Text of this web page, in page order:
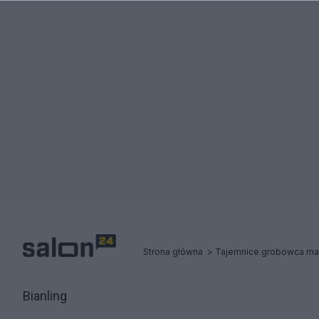
Strona główna Tajemnice grobowca
Bianling